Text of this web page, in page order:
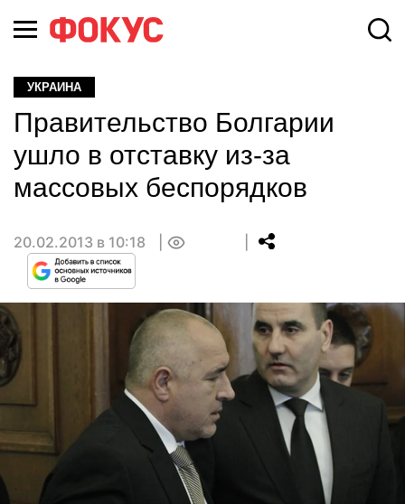
УКРАИНА
Правительство Болгарии
ушло в отставку из-за
массовых беспорядков
20.02.2013 в 10:18